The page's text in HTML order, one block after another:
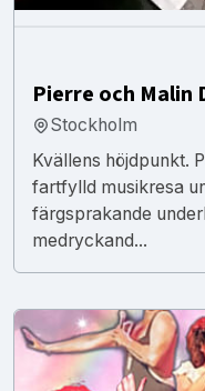
Pierre och Malin
Stockholm
Kvällens höjdpunkt.
fartfylld musikresa
färgsprakande
medryckand...